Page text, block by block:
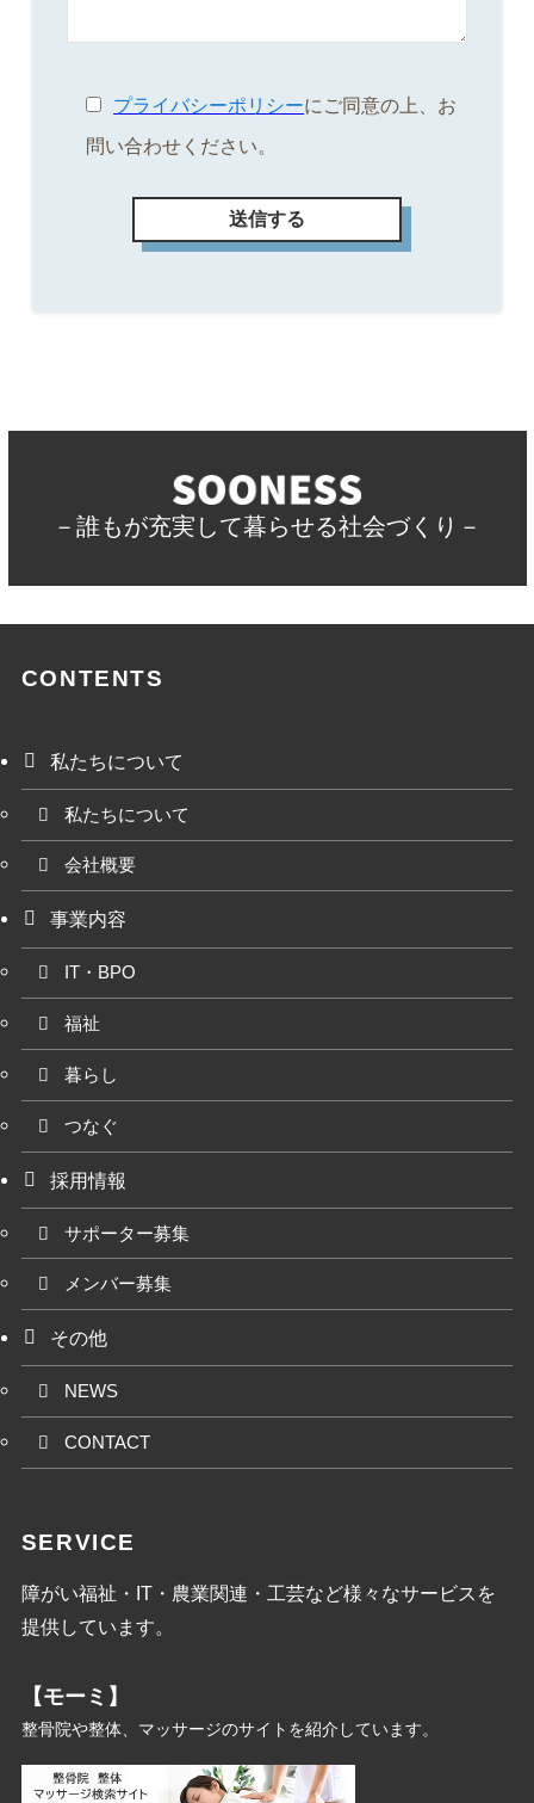
プライバシーポリシーにご同意の上、お
問い合わせください。
－誰もが充実して暮らせる社会づくり－
CONTENTS
私たちについて
私たちについて
会社概要
事業内容
IT・BPO
福祉
暮らし
つなぐ
採用情報
サポーター募集
メンバー募集
その他
NEWS
CONTACT
SERVICE
障がい福祉・IT・農業関連・工芸など様々なサービスを
提供しています。
【モーミ】
整骨院や整体、マッサージのサイトを紹介しています。